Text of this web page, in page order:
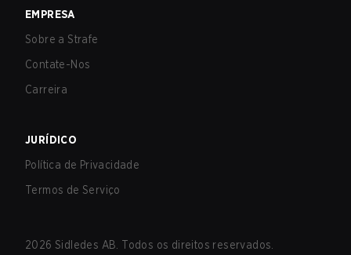
EMPRESA
Sobre a Strafe
Contate-Nos
Carreira
JURÍDICO
Política de Privacidade
Termos de Serviço
2026 Sidledes AB. Todos os direitos reservados.